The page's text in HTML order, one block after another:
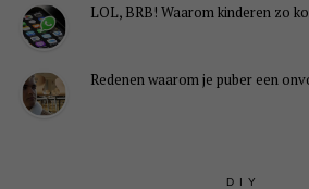
LOL, BRB! Waarom kinderen zo
Redenen waarom je puber een
DIY